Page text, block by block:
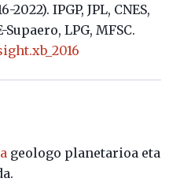
IPGP, JPL, CNES,
Supaero, LPG, MFSC.
geologo planetarioa eta